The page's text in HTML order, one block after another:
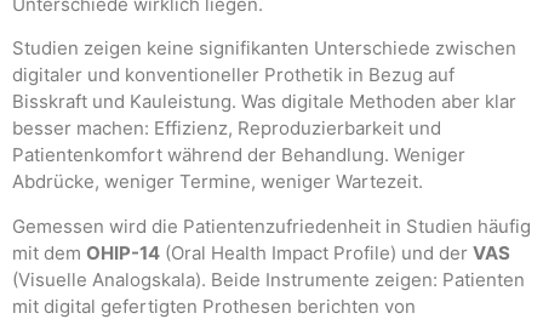
Studien zeigen keine signifikanten Unterschiede zwischen
digitaler und konventioneller Prothetik in Bezug auf
Bisskraft und Kauleistung. Was digitale Methoden aber klar
besser machen: Effizienz, Reproduzierbarkeit und
Patientenkomfort während der Behandlung. Weniger
Abdrücke, weniger Termine, weniger Wartezeit.
Gemessen wird die Patientenzufriedenheit in Studien häufig
mit dem OHIP-14 (Oral Health Impact Profile) und der VAS
(Visuelle Analogskala). Beide Instrumente zeigen: Patienten
mit digital gefertigten Prothesen berichten von